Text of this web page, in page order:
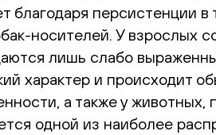
персистенции
носителей. У взрослых
лишь слабо
характер и происходит
а также у
одной из наиболее